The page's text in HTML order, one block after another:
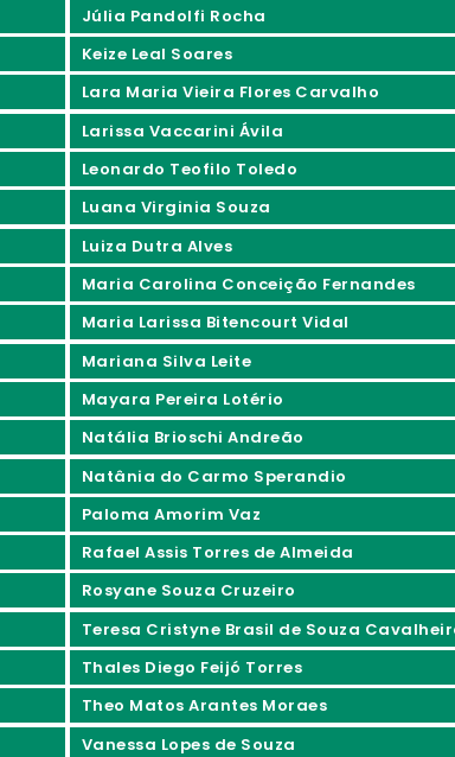
Júlia Pandolfi Rocha
Keize Leal Soares
Lara Maria Vieira Flores Carvalho
Larissa Vaccarini Ávila
Leonardo Teofilo Toledo
Luana Virginia Souza
Luiza Dutra Alves
Maria Carolina Conceição Fernandes
Maria Larissa Bitencourt Vidal
Mariana Silva Leite
Mayara Pereira Lotério
Natália Brioschi Andreão
Natânia do Carmo Sperandio
Paloma Amorim Vaz
Rafael Assis Torres de Almeida
Rosyane Souza Cruzeiro
Teresa Cristyne Brasil de Souza
Thales Diego Feijó Torres
Theo Matos Arantes Moraes
Vanessa Lopes de Souza